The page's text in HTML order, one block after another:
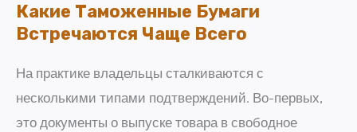
Какие Таможенные Бумаги
Встречаются Чаще Всего
На практике владельцы сталкиваются с
несколькими типами подтверждений. Во-первых,
это документы о выпуске товара в свободное